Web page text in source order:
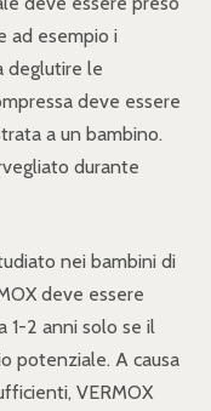
ad esempio i
deglutire le
deve essere
a un bambino.
durante
nei bambini di
deve essere
1-2 anni solo se il
potenziale. A causa
VERMOX